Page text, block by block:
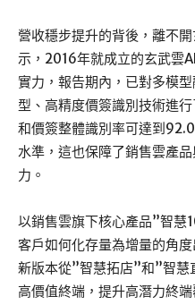
營收穩步提升的背後，離不
示，2016年就成立的玄武雲
實力，報告期內，已對多模
型、高精度價簽識別技術進
和價簽整體識別率可達到
水準，這也保障了銷售雲產
力。
以銷售雲旗下核心產品”智慧
客戶如何化存量為增量的角
新版本從”智慧拓店”和”智
高價值終端，提升高潛力終